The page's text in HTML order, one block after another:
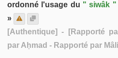
ordonné l'usage du " siwâk "
»
[Authentique] - [Rapporté
par Aḥmad - Rapporté par